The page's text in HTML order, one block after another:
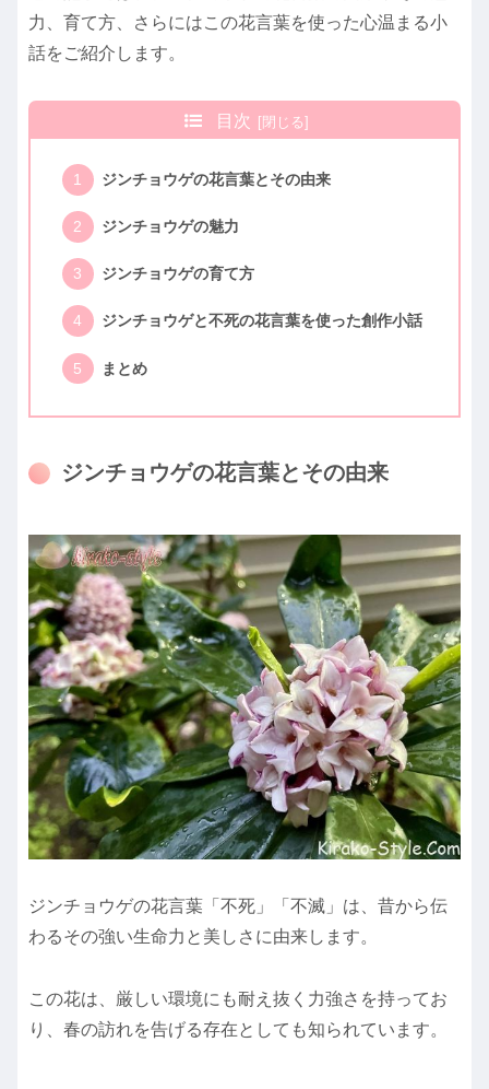
力、育て方、さらにはこの花言葉を使った心温まる小
話をご紹介します。
目次
ジンチョウゲの花言葉とその由来
ジンチョウゲの魅力
ジンチョウゲの育て方
ジンチョウゲと不死の花言葉を使った創作小話
まとめ
ジンチョウゲの花言葉とその由来
ジンチョウゲの花言葉「不死」「不滅」は、昔から伝
わるその強い生命力と美しさに由来します。
この花は、厳しい環境にも耐え抜く力強さを持ってお
り、春の訪れを告げる存在としても知られています。